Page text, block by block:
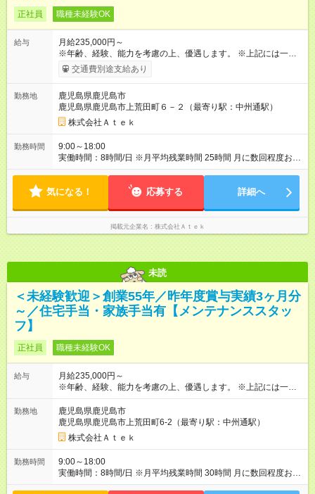
正社員 職種未経験OK
給与
月給235,000円～
※年齢、経験、能力を考慮の上、優遇します。 ※上記には一律手
当の住宅手当を含みます。 ※最長3ヶ月間の試用期間がありま
す。待遇に変更はありません。 ※待遇条件の詳細については、
期間終了後となります。 【試用期間】試用期間あり 試用期間の
長さ：3ヶ月 雇用形態、給与は本採用時と同じです。
交通費別途支給あり
勤務地
鹿児島県鹿児島市
鹿児島県鹿児島市上荒田町６－２（最寄り駅：中州通駅）
株式会社Ａｔｅｋ
勤務時間
9:00～18:00
実働時間：8時間/日 ※月平均残業時間 25時間 月に数回程度お客
様の営業終了後に作業することがあります。その場合は翌日の
働き方はありません！
気になる！ 応募する 詳細へ
掲載元企業名 株式会社Ａｔｅｋ
未読
＜未経験歓迎＞創業55年／昨年度賞与実績3ヶ月分
～／住宅手当・家族手当有【メンテナンススタッ
フ】
正社員 職種未経験OK
給与
月給235,000円～
※年齢、経験、能力を考慮の上、優遇します。 ※上記には一律手
当の住宅手当を含みます。 ※最長3ヶ月間の試用期間がありま
す。待遇に変更はありません。 ※待遇条件の詳細については、
面接などでご相談ください。 ※社用携帯・社用車の貸与は試用
期間終了後となります。 【試用期間】試用期間あり 試用期間の
長さ：3ヶ月 雇用形態、給与は本採用時と同じです。
勤務地
鹿児島県鹿児島市
鹿児島県鹿児島市上荒田町6-2（最寄り駅：中州通駅）
株式会社Ａｔｅｋ
勤務時間
9:00～18:00
実働時間：8時間/日 ※月平均残業時間 30時間 月に数回程度お客
様の営業終了後に作業することがあります。その場合は翌日の